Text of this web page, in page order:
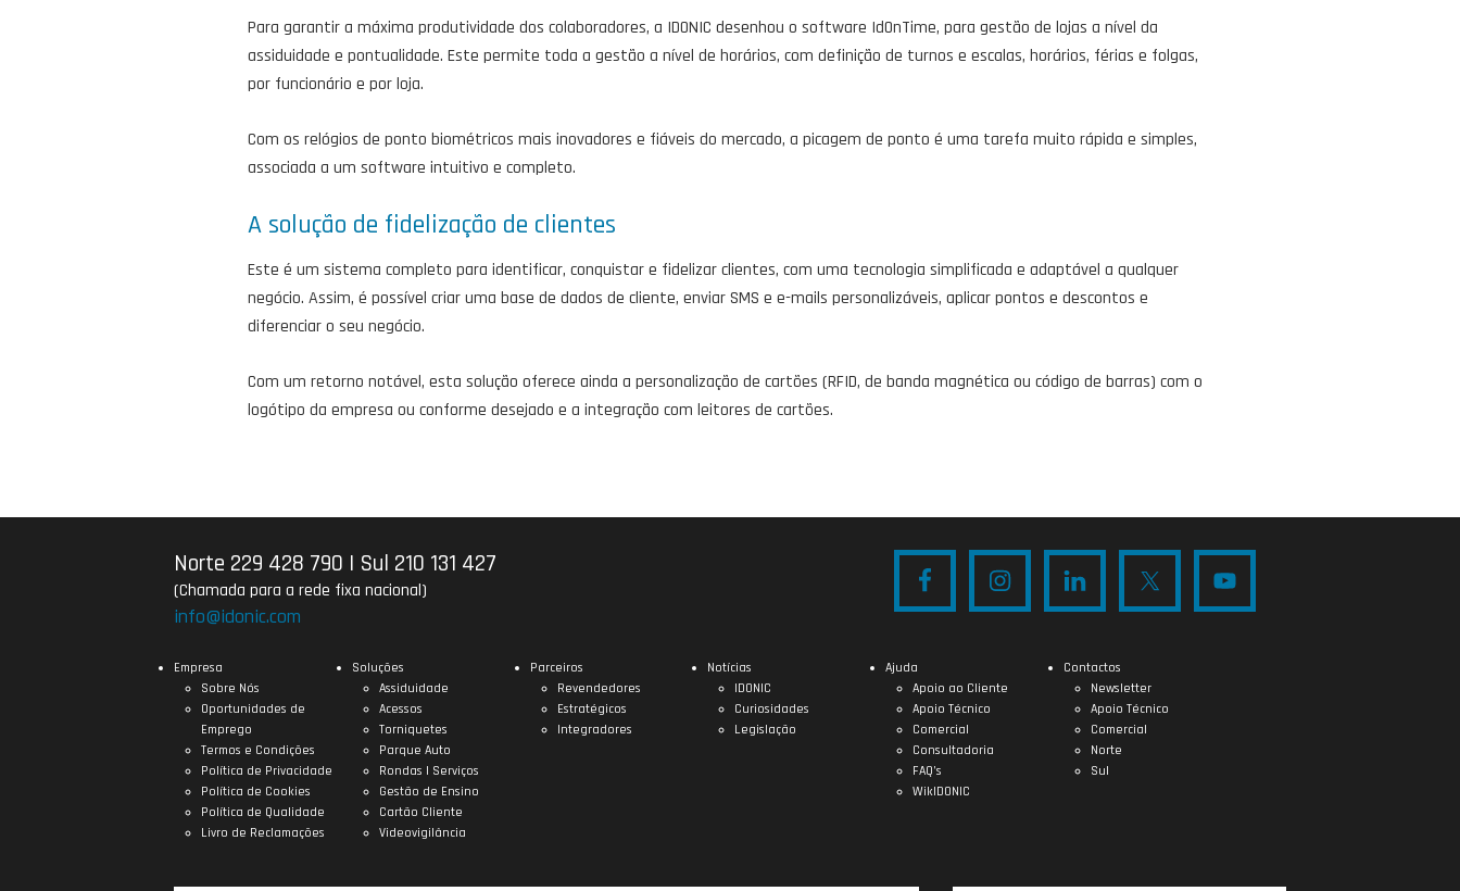
Para garantir a máxima produtividade dos colaboradores, a IDONIC desenhou o software IdOnTime, para gestão de lojas a nível da
assiduidade e pontualidade. Este permite toda a gestão a nível de horários, com definição de turnos e escalas, horários, férias e folgas,
por funcionário e por loja.
Com os relógios de ponto biométricos mais inovadores e fiáveis do mercado, a picagem de ponto é uma tarefa muito rápida e simples,
associada a um software intuitivo e completo.
A solução de fidelização de clientes
Este é um sistema completo para identificar, conquistar e fidelizar clientes, com uma tecnologia simplificada e adaptável a qualquer
negócio. Assim, é possível criar uma base de dados de cliente, enviar SMS e e-mails personalizáveis, aplicar pontos e descontos e
diferenciar o seu negócio.
Com um retorno notável, esta solução oferece ainda a personalização de cartões (RFID, de banda magnética ou código de barras) com o
logótipo da empresa ou conforme desejado e a integração com leitores de cartões.
Norte 229 428 790 | Sul 210 131 427
(Chamada para a rede fixa nacional)
info@idonic.com
Empresa
Sobre Nós
Oportunidades de
Emprego
Termos e Condições
Política de Privacidade
Política de Cookies
Política de Qualidade
Livro de Reclamações
Soluções
Assiduidade
Acessos
Torniquetes
Parque Auto
Rondas | Serviços
Gestão de Ensino
Cartão Cliente
Videovigilância
Parceiros
Revendedores
Estratégicos
Integradores
Notícias
IDONIC
Curiosidades
Legislação
Ajuda
Apoio ao Cliente
Apoio Técnico
Comercial
Consultadoria
FAQ’s
WikIDONIC
Contactos
Newsletter
Apoio Técnico
Comercial
Norte
Sul